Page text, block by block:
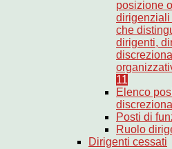
posizione
dirigenziali
che
dirigenti,
11
Elenco
Posti di
Ruolo
Dirigenti cessati